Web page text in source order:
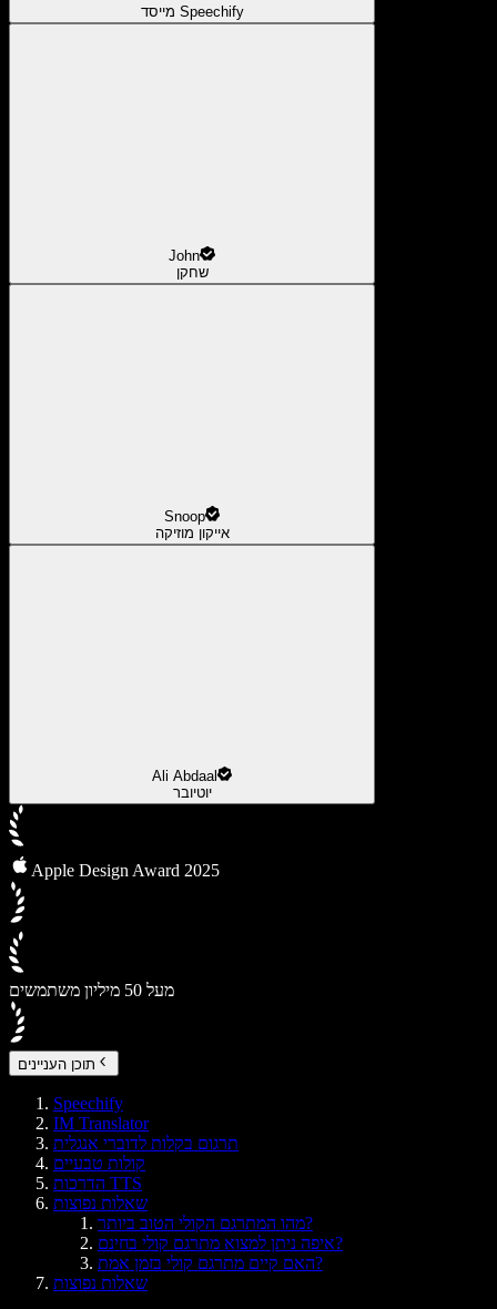
מייסד Speechify
John
שחקן
Snoop
אייקון מוזיקה
Ali Abdaal
יוטיובר
Apple Design Award 2025
מעל 50 מיליון משתמשים
תוכן העניינים
Speechify
IM Translator
תרגום בקלות לדוברי אנגלית
קולות טבעיים
הדרכות TTS
שאלות נפוצות
מהו המתרגם הקולי הטוב ביותר?
איפה ניתן למצוא מתרגם קולי בחינם?
האם קיים מתרגם קולי בזמן אמת?
שאלות נפוצות